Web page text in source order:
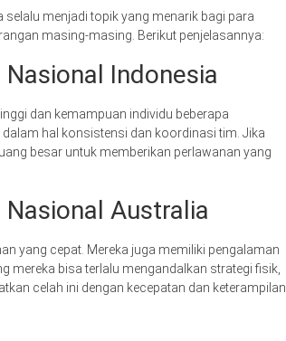
menjadi topik yang menarik bagi para
masing-masing. Berikut penjelasannya:
Indonesia
dan kemampuan individu beberapa
hal konsistensi dan koordinasi tim. Jika
besar untuk memberikan perlawanan yang
Australia
yang cepat. Mereka juga memiliki pengalaman
mereka bisa terlalu mengandalkan strategi fisik,
celah ini dengan kecepatan dan keterampilan